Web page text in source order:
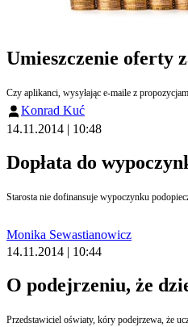
Umieszczenie oferty
Czy aplikanci, wysyłając e-maile z
Konrad Kuć
14.11.2014 | 10:48
Dopłata do
Starosta nie dofinansuje wypoczynku
Monika Sewastianowicz
14.11.2014 | 10:44
O podejrzeniu, że